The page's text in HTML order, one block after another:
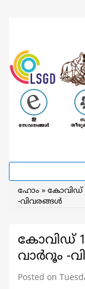
Breadcrumb
ഹോം
കോവിഡ്
-വിവരങ്ങൾ
കോവിഡ്
വാർറൂം -
Posted on